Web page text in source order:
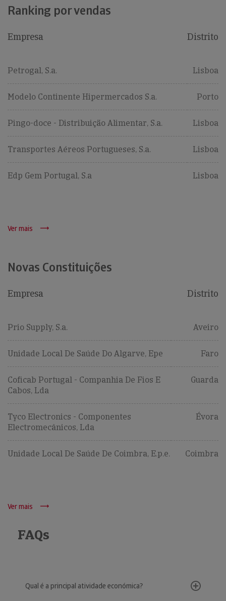
Ranking por vendas
Empresa Distrito
Petrogal, S.a. Lisboa
Modelo Continente Hipermercados S.a. Porto
Pingo-doce - Distribuição Alimentar, S.a. Lisboa
Transportes Aéreos Portugueses, S.a. Lisboa
Edp Gem Portugal, S.a Lisboa
Ver mais
Novas Constituições
Empresa Distrito
Prio Supply, S.a. Aveiro
Unidade Local De Saúde Do Algarve, Epe Faro
Coficab Portugal - Companhia De Fios E
Cabos, Lda
Guarda
Tyco Electronics - Componentes
Electromecânicos, Lda
Évora
Unidade Local De Saúde De Coimbra, E.p.e. Coimbra
Ver mais
FAQs
Qual é a principal atividade económica?